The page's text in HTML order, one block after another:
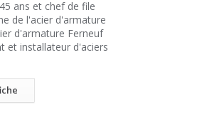
ans et chef de file
de l'acier d'armature
d'armature Ferneuf
et installateur d'aciers